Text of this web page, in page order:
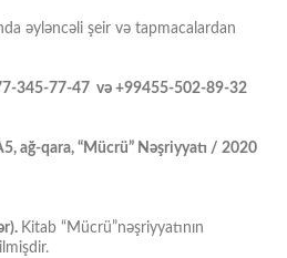
əyləncəli şeir və tapmacalardan
345-77-47 və +99455-502-89-32
ağ-qara, “Mücrü” Nəşriyyatı / 2020
Kitab “Mücrü”nəşriyyatının